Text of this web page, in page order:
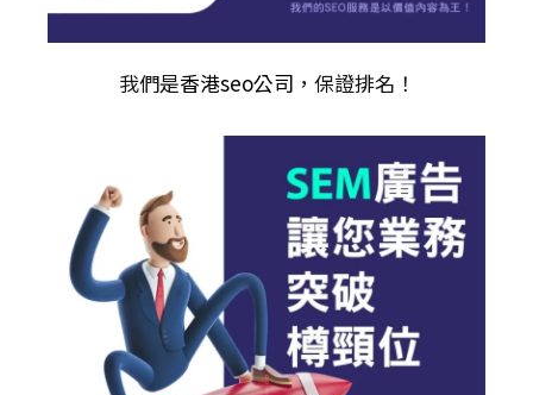
我們是香港seo公司 ，保證排名！